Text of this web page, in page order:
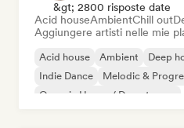
&gt; 2800 risposte date
Acid houseAmbientChill out
Aggiungere artisti nelle mie
Acid house Ambient Deep
Indie Dance
Melodic &
Organic House / Downtempo